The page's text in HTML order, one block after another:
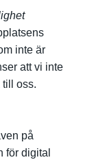
inte är
att vi inte
till oss.
på
för digital